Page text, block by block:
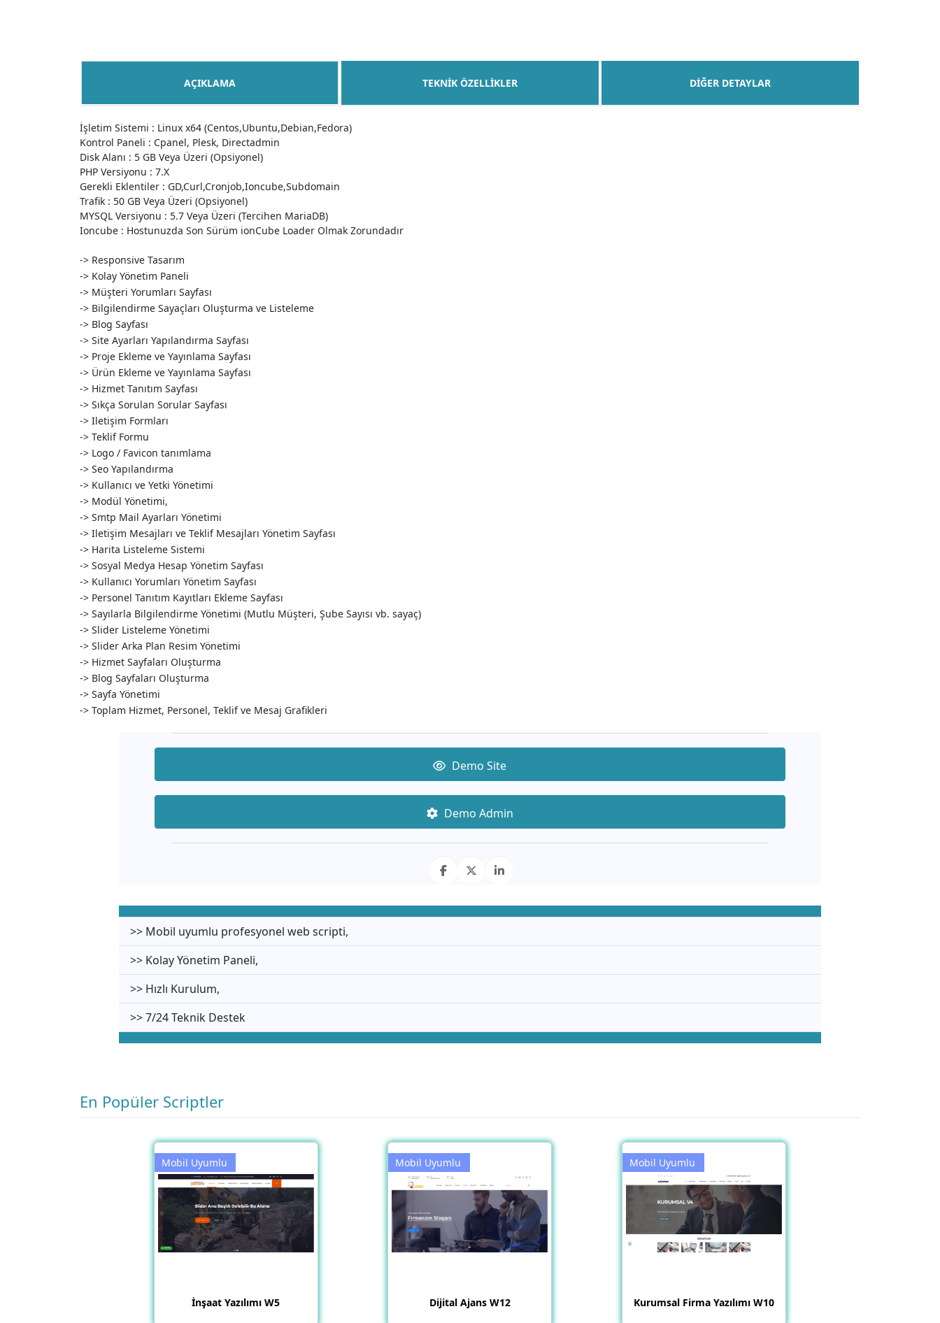
AÇIKLAMA TEKNIK ÖZELLIKLER DIĞER DETAYLAR
İşletim Sistemi : Linux x64 (Centos,Ubuntu,Debian,Fedora)
Kontrol Paneli : Cpanel, Plesk, Directadmin
Disk Alanı : 5 GB Veya Üzeri (Opsiyonel)
PHP Versiyonu : 7.X
Gerekli Eklentiler : GD,Curl,Cronjob,Ioncube,Subdomain
Trafik : 50 GB Veya Üzeri (Opsiyonel)
MYSQL Versiyonu : 5.7 Veya Üzeri (Tercihen MariaDB)
Ioncube : Hostunuzda Son Sürüm ionCube Loader Olmak Zorundadır
-> Responsive Tasarım
-> Kolay Yönetim Paneli
-> Müşteri Yorumları Sayfası
-> Bilgilendirme Sayaçları Oluşturma ve Listeleme
-> Blog Sayfası
-> Site Ayarları Yapılandırma Sayfası
-> Proje Ekleme ve Yayınlama Sayfası
-> Ürün Ekleme ve Yayınlama Sayfası
-> Hizmet Tanıtım Sayfası
-> Sıkça Sorulan Sorular Sayfası
-> Iletişim Formları
-> Teklif Formu
-> Logo / Favicon tanımlama
-> Seo Yapılandırma
-> Kullanıcı ve Yetki Yönetimi
-> Modül Yönetimi,
-> Smtp Mail Ayarları Yönetimi
-> Iletişim Mesajları ve Teklif Mesajları Yönetim Sayfası
-> Harita Listeleme Sistemi
-> Sosyal Medya Hesap Yönetim Sayfası
-> Kullanıcı Yorumları Yönetim Sayfası
-> Personel Tanıtım Kayıtları Ekleme Sayfası
-> Sayılarla Bilgilendirme Yönetimi (Mutlu Müşteri, Şube Sayısı vb. sayaç)
-> Slider Listeleme Yönetimi
-> Slider Arka Plan Resim Yönetimi
-> Hizmet Sayfaları Oluşturma
-> Blog Sayfaları Oluşturma
-> Sayfa Yönetimi
-> Toplam Hizmet, Personel, Teklif ve Mesaj Grafikleri
Demo Site
Demo Admin
>> Mobil uyumlu profesyonel web scripti,
>> Kolay Yönetim Paneli,
>> Hızlı Kurulum,
>> 7/24 Teknik Destek
En Popüler Scriptler
Mobil Uyumlu
İnşaat Yazılımı W5
Mobil Uyumlu
Dijital Ajans W12
Mobil Uyumlu
Kurumsal Firma Yazılımı W10